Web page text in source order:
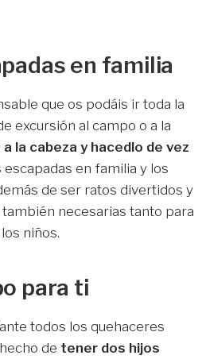
en familia
que os podáis ir toda la
excursión al campo o a la
la cabeza y hacedlo de vez
escapadas en familia y los
de ser ratos divertidos y
necesarias tanto para
niños.
para ti
todos los quehaceres
de tener dos hijos